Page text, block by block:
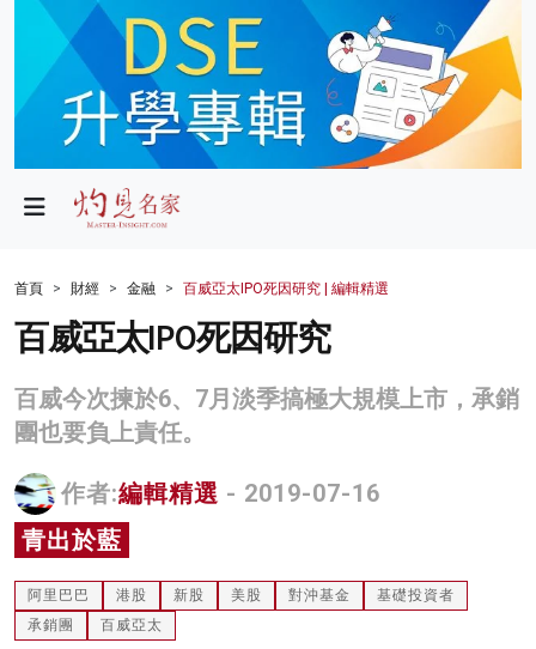
政局
財經
生活
商業
科技
影片
灼見活動
首頁 財經 金融 百威亞太IPO死因研究 | 編輯精選
百威亞太IPO死因研究
百威今次揀於6、7月淡季搞極大規模上市，承銷
團也要負上責任。
作者:編輯精選 - 2019-07-16
青出於藍
阿里巴巴 港股 新股 美股 對沖基金
基礎投資者
承銷團
百威亞太